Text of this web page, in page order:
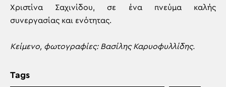
Χριστίνα Σαχινίδου, σε ένα πνεύμα καλής
συνεργασίας και ενότητας.
Κείμενο, φωτογραφίες: Βασίλης Καρυοφυλλίδης.
Tags